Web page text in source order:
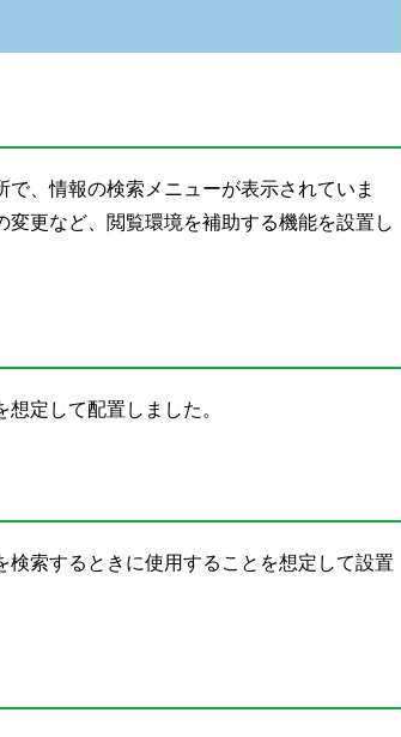
、情報の検索メニューが表示されていま
更など、閲覧環境を補助する機能を設置し
定して配置しました。
検索するときに使用することを想定して設置